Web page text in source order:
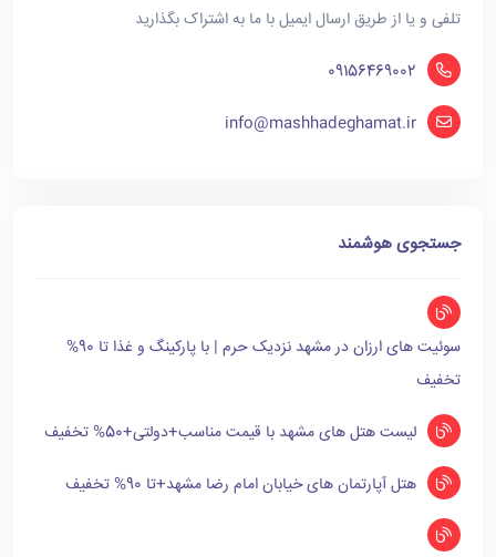
تلفی و یا از طریق ارسال ایمیل با ما به اشتراک بگذارید
09156469002
info@mashhadeghamat.ir
جستجوی هوشمند
سوئیت های ارزان در مشهد نزدیک حرم | با پارکینگ و غذا تا 90%
تخفیف
لیست هتل های مشهد با قیمت مناسب+دولتی+50% تخفیف
هتل آپارتمان های خیابان امام رضا مشهد+تا 90% تخفیف